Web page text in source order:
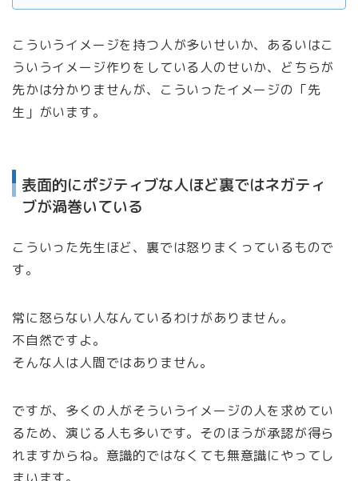
こういうイメージを持つ人が多いせいか、あるいはこ
ういうイメージ作りをしている人のせいか、どちらが
先かは分かりませんが、こういったイメージの「先
生」がいます。
表面的にポジティブな人ほど裏ではネガティ
ブが渦巻いている
こういった先生ほど、裏では怒りまくっているもので
す。
常に怒らない人なんているわけがありません。
不自然ですよ。
そんな人は人間ではありません。
ですが、多くの人がそういうイメージの人を求めてい
るため、演じる人も多いです。そのほうが承認が得ら
れますからね。意識的ではなくても無意識にやってし